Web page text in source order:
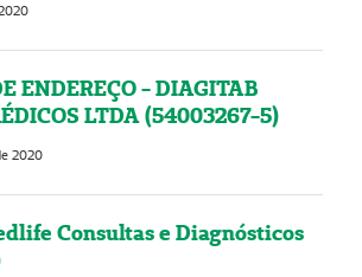
ENDEREÇO - DIAGITAB
LTDA (54003267-5)
2020
Consultas e Diagnósticos